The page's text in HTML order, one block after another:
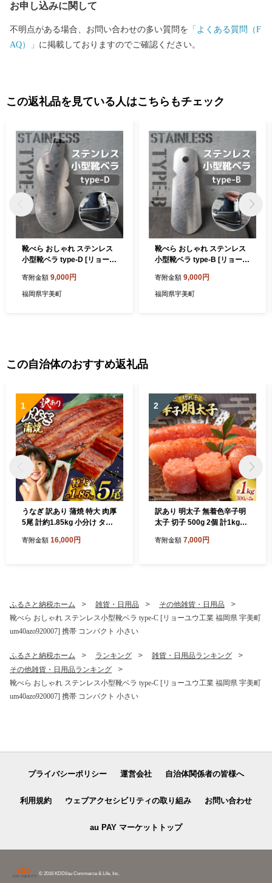
お申し込みに関して
不明点がある場合、お問い合わせの多い質問を 「よくある質問（F
AQ）」 に掲載しておりますのでご確認ください。
この返礼品を見ている人はこちらもチェック
靴べら おしゃれ ステンレス
小型靴ベラ type-D [リョーユ
zo920008] 携帯 コンパクト
小さい
寄附金額 9,000円
福岡県宇美町
靴べら おしゃれ ステンレス
小型靴ベラ type-B [リョーユ
zo920006] 携帯 コンパクト
小さい
寄附金額 9,000円
福岡県宇美町
この自治体のおすすめ返礼品
1
うなぎ 訳あり 蒲焼 特大 肉厚
5尾 計約1.85kg 小分け タレ
美町 um40bak830010] 不揃
寄附金額 16,000円
2
訳あり 明太子 無着色辛子明
太子 切子 500g 2個 計1kg
40beg040001] 辛子明太子
寄附金額 7,000円
ふるさと納税ホーム 雑貨・日用品
その他雑貨・日用品
靴べら おしゃれ ステンレス小型靴ベラ type-C [リョーユウ工業 福岡県 宇美町
um40azo920007] 携帯 コンパクト 小さい
ふるさと納税ホーム ランキング
雑貨・日用品ランキング
その他雑貨・日用品ランキング
靴べら おしゃれ ステンレス小型靴ベラ type-C [リョーユウ工業 福岡県 宇美町
um40azo920007] 携帯 コンパクト 小さい
プライバシーポリシー 運営会社 自治体関係者の皆様へ
利用規約 ウェブアクセシビリティの取り組み お問い合わせ
au PAY マーケットトップ
© 2016 KDDI/au Commerce & Life, Inc.